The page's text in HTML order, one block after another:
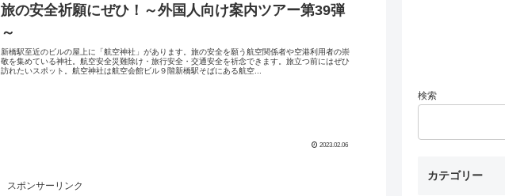
旅の安全祈願にぜひ！～外国人向け案内ツアー第39弾
～
新橋駅至近のビルの屋上に「航空神社」があります。旅の安全を願う航空関係者や空港利用者の崇
敬を集めている神社。航空安全災難除け・旅行安全・交通安全を祈念できます。旅立つ前にはぜひ
訪れたいスポット。航空神社は航空会館ビル９階新橋駅そばにある航空...
2023.02.06
スポンサーリンク
検索
カテゴリー